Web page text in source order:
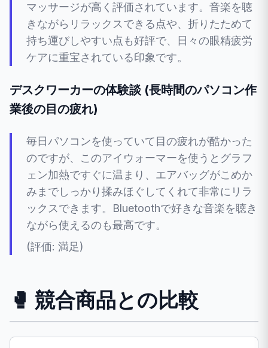
マッサージが高く評価されています。音楽を聴
きながらリラックスできる点や、折りたためて
持ち運びしやすい点も好評で、日々の眼精疲労
ケアに重宝されている印象です。
デスクワーカーの体験談 (長時間のパソコン作
業後の目の疲れ)
毎日パソコンを使っていて目の疲れが酷かった
のですが、このアイウォーマーを使うとグラフ
ェン加熱ですぐに温まり、エアバッグがこめか
みまでしっかり揉みほぐしてくれて非常にリラ
ックスできます。Bluetoothで好きな音楽を聴き
ながら使えるのも最高です。
(評価: 満足)
🥊 競合商品との比較